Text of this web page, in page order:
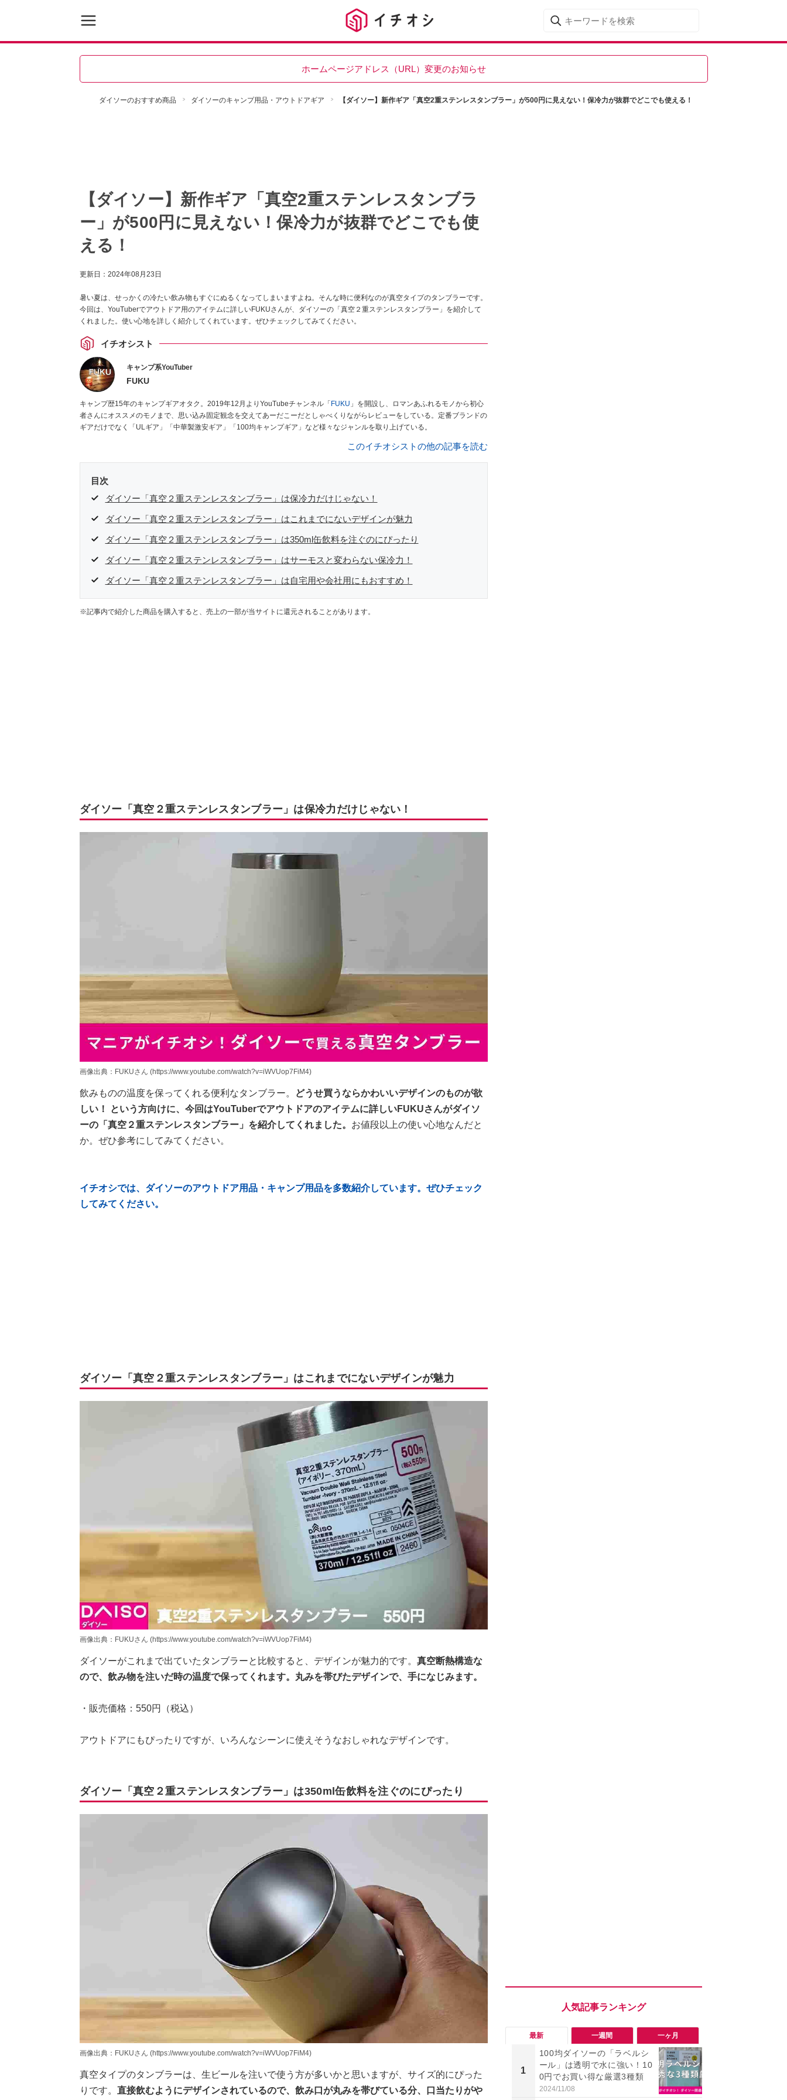
ホームページアドレス（URL）変更のお知らせ
ダイソーのおすすめ商品 ダイソーのキャンプ用品・アウトドアギア 【ダイソー】新作ギア「真空2重ステンレスタンブラー」が500円に見えない！保冷力が抜群でどこでも使える！
【ダイソー】新作ギア「真空2重ステンレスタンブラ
ー」が500円に見えない！保冷力が抜群でどこでも使
える！
更新日： 2024年08月23日
暑い夏は、せっかくの冷たい飲み物もすぐにぬるくなってしまいますよね。そんな時に便利なのが真空タイプのタンブラーです。
今回は、YouTuberでアウトドア用のアイテムに詳しいFUKUさんが、ダイソーの「真空２重ステンレスタンブラー」を紹介して
くれました。使い心地を詳しく紹介してくれています。ぜひチェックしてみてください。
イチオシスト
キャンプ系YouTuber
FUKU
キャンプ歴15年のキャンプギアオタク。2019年12月よりYouTubeチャンネル「 FUKU 」を開設し、ロマンあふれるモノから初心
者さんにオススメのモノまで、思い込み固定観念を交えてあーだこーだとしゃべくりながらレビューをしている。定番ブランドの
ギアだけでなく「ULギア」「中華製激安ギア」「100均キャンプギア」など様々なジャンルを取り上げている。
このイチオシストの他の記事を読む
目次
ダイソー「真空２重ステンレスタンブラー」は保冷力だけじゃない！
ダイソー「真空２重ステンレスタンブラー」はこれまでにないデザインが魅力
ダイソー「真空２重ステンレスタンブラー」は350ml缶飲料を注ぐのにぴったり
ダイソー「真空２重ステンレスタンブラー」はサーモスと変わらない保冷力！
ダイソー「真空２重ステンレスタンブラー」は自宅用や会社用にもおすすめ！
※記事内で紹介した商品を購入すると、売上の一部が当サイトに還元されることがあります。
ダイソー「真空２重ステンレスタンブラー」は保冷力だけじゃない！
画像出典：FUKUさん (https://www.youtube.com/watch?v=iWVUop7FiM4)
飲みものの温度を保ってくれる便利なタンブラー。
どうせ買うならかわいいデザインのものが欲
しい！ という方向けに、今回はYouTuberでアウトドアのアイテムに詳しいFUKUさんがダイソ
ーの「真空２重ステンレスタンブラー」を紹介してくれました。 お値段以上の使い心地なんだと
か。 ぜひ参考にしてみてください。
イチオシでは、ダイソーのアウトドア用品・キャンプ用品を多数紹介しています。ぜひチェック
してみてください。
ダイソー「真空２重ステンレスタンブラー」はこれまでにないデザインが魅力
画像出典：FUKUさん (https://www.youtube.com/watch?v=iWVUop7FiM4)
ダイソーがこれまで出ていたタンブラーと比較すると、デザインが魅力的です。 真空断熱構造な
ので、飲み物を注いだ時の温度で保ってくれます。丸みを帯びたデザインで、手になじみます。
・販売価格：550円（税込）
アウトドアにもぴったりですが、いろんなシーンに使えそうなおしゃれなデザインです。
ダイソー「真空２重ステンレスタンブラー」は350ml缶飲料を注ぐのにぴったり
画像出典：FUKUさん (https://www.youtube.com/watch?v=iWVUop7FiM4)
真空タイプのタンブラーは、生ビールを注いで使う方が多いかと思いますが、サイズ的にぴった
りです。 直接飲むようにデザインされているので、飲み口が丸みを帯びている分、口当たりがや
最新 一週間 一ヶ月
1
100均ダイソーの「ラベルシ
ール」は透明で水に強い！10
0円でお買い得な厳選3種類
2024/11/08